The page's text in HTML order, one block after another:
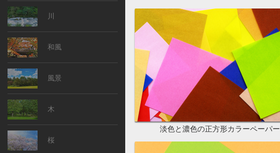
淡色と濃色の正方形カラーペーパー
川
和風
風景
木
桜